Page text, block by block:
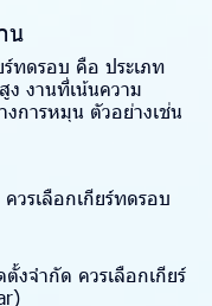
น
ทดรอบ คือ ประเภท
ง งานที่เน้นความ
การหมุน ตัวอย่างเช่น
วรเลือกเกียร์ทดรอบ
งจำกัด ควรเลือกเกียร์